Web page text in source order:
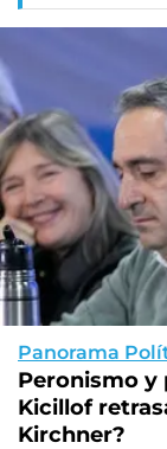
Panorama
Peronismo y
Kicillof
Kirchner?